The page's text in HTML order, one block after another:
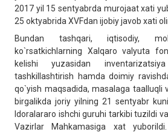
2017 yil 15 sentyabrda murojaat xati
25 oktyabrida XVFdan ijobiy javob xati
Bundan tashqari, iqtisodiy,
ko`rsatkichlarning Xalqaro valyuta
kelishi yuzasidan
tashkillashtirish hamda doimiy
qo`yish maqsadida, masalaga taalluqli
birgalikda joriy yilning 21 sentyabr
Idoralararo ishchi guruhi tarkibi tuzildi
Vazirlar Mahkamasiga xat